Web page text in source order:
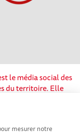
mesurer notre
le média social des
du territoire. Elle
est cofinancé